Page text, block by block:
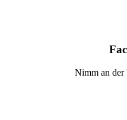
Nimm an der